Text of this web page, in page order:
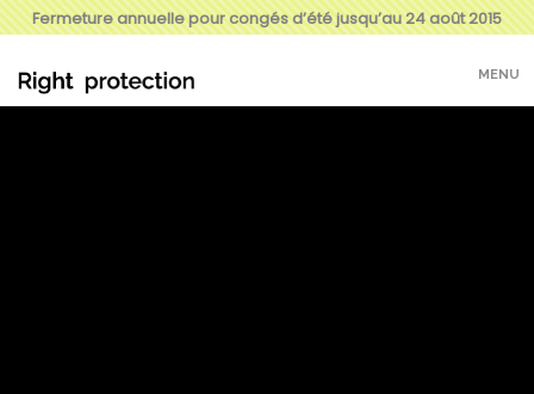
Fermeture annuelle pour congés d’été jusqu’au 24 août 2015
MENU